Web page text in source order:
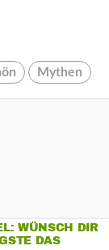
Mythen
WÜNSCH DIR
DAS